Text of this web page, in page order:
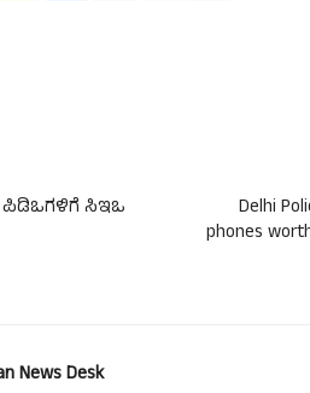
ಸಿಇಒ
Delhi
phones
News Desk